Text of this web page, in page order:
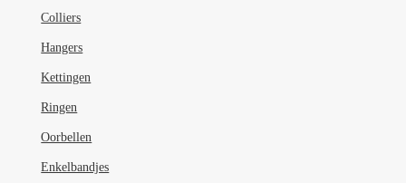
Colliers
Hangers
Kettingen
Ringen
Oorbellen
Enkelbandjes